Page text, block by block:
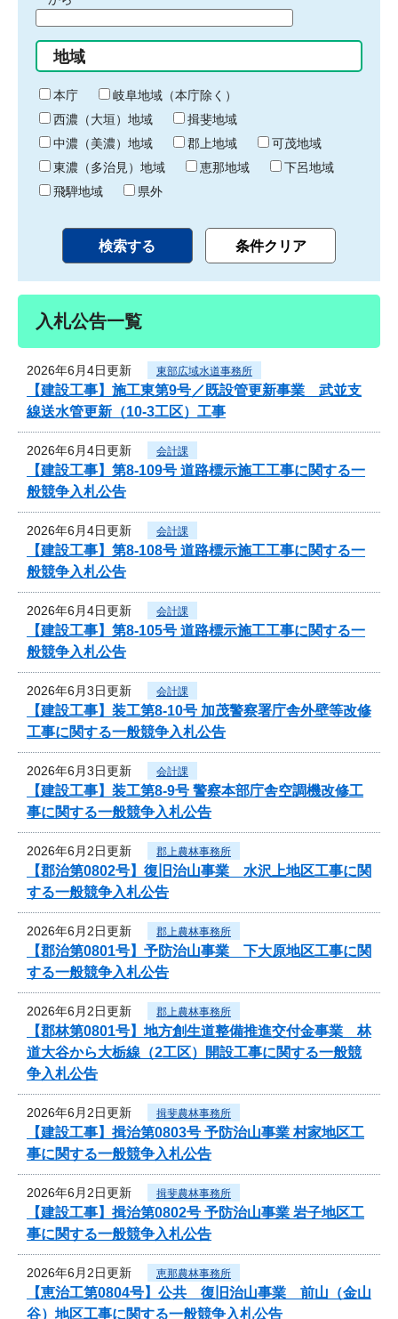
始
り
間
終
わ
り
地域
本庁
岐阜地域（本庁除く）
西濃（大垣）地域
揖斐地域
中濃（美濃）地域
郡上地域
可茂地域
東濃（多治見）地域
恵那地域
下呂地域
飛騨地域
県外
入札公告一覧
2026年6月4日更新 東部広域水道事務所
【建設工事】施工東第9号／既設管更新事業 武並支
線送水管更新（10-3工区）工事
2026年6月4日更新 会計課
【建設工事】第8-109号 道路標示施工工事に関する一
般競争入札公告
2026年6月4日更新 会計課
【建設工事】第8-108号 道路標示施工工事に関する一
般競争入札公告
2026年6月4日更新 会計課
【建設工事】第8-105号 道路標示施工工事に関する一
般競争入札公告
2026年6月3日更新 会計課
【建設工事】装工第8-10号 加茂警察署庁舎外壁等改修
工事に関する一般競争入札公告
2026年6月3日更新 会計課
【建設工事】装工第8-9号 警察本部庁舎空調機改修工
事に関する一般競争入札公告
2026年6月2日更新 郡上農林事務所
【郡治第0802号】復旧治山事業 水沢上地区工事に関
する一般競争入札公告
2026年6月2日更新 郡上農林事務所
【郡治第0801号】予防治山事業 下大原地区工事に関
する一般競争入札公告
2026年6月2日更新 郡上農林事務所
【郡林第0801号】地方創生道整備推進交付金事業 林
道大谷から大栃線（2工区）開設工事に関する一般競
争入札公告
2026年6月2日更新 揖斐農林事務所
【建設工事】揖治第0803号 予防治山事業 村家地区工
事に関する一般競争入札公告
2026年6月2日更新 揖斐農林事務所
【建設工事】揖治第0802号 予防治山事業 岩子地区工
事に関する一般競争入札公告
2026年6月2日更新 恵那農林事務所
【恵治工第0804号】公共 復旧治山事業 前山（金山
谷）地区工事に関する一般競争入札公告